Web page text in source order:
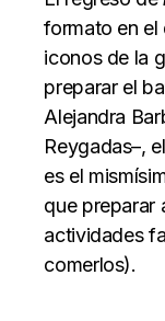
formato en el
iconos de la
preparar el
Alejandra
Reygadas–,
es el
que preparar
actividades
comerlos).